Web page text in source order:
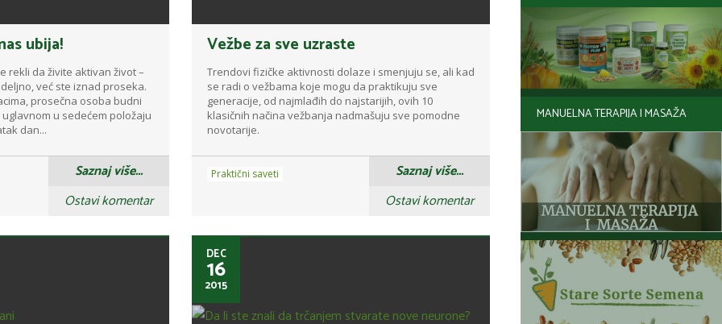
MANUELNA TERAPIJA I MASAŽA
ubija!
rekli da živite aktivan život –
već ste iznad proseka.
prosečna osoba budni
u sedećem položaju
dan...
Saznaj više...
Ostavi komentar
Vežbe za sve uzraste
Trendovi fizičke aktivnosti dolaze i smenjuju se, ali kad
se radi o vežbama koje mogu da praktikuju sve
generacije, od najmlađih do najstarijih, ovih 10
klasičnih načina vežbanja nadmašuju sve pomodne
novotarije.
Saznaj više...
Ostavi komentar
Praktični saveti
DEC
16
2015